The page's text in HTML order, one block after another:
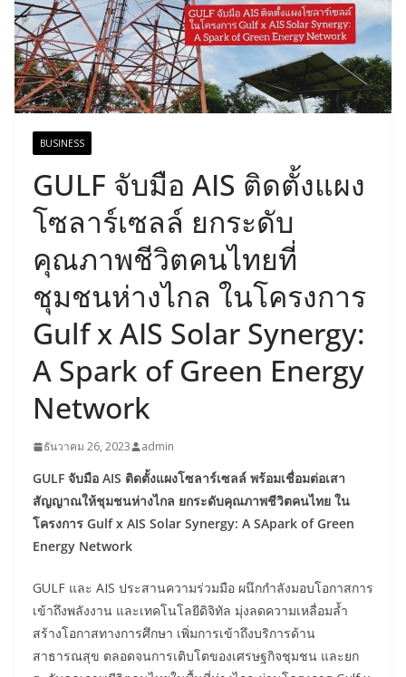
BUSINESS
GULF จับมือ AIS ติดตั้งแผง
โซลาร์เซลล์ ยกระดับ
คุณภาพชีวิตคนไทยที่
ชุมชนห่างไกล ในโครงการ
Gulf x AIS Solar Synergy:
A Spark of Green Energy
Network
ธันวาคม 26, 2023 admin
GULF จับมือ AIS ติดตั้งแผงโซลาร์เซลล์ พร้อมเชื่อมต่อเสา
สัญญาณให้ชุมชนห่างไกล ยกระดับคุณภาพชีวิตคนไทย ใน
โครงการ Gulf x AIS Solar Synergy: A SApark of Green
Energy Network
GULF และ AIS ประสานความร่วมมือ ผนึกกำลังมอบโอกาสการ
เข้าถึงพลังงาน และเทคโนโลยีดิจิทัล มุ่งลดความเหลื่อมล้ำ
สร้างโอกาสทางการศึกษา เพิ่มการเข้าถึงบริการด้าน
สาธารณสุข ตลอดจนการเติบโตของเศรษฐกิจชุมชน และยก